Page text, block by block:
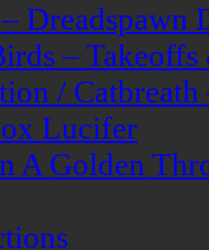
Dreadspawn
–
/
Lucifer
A Golden